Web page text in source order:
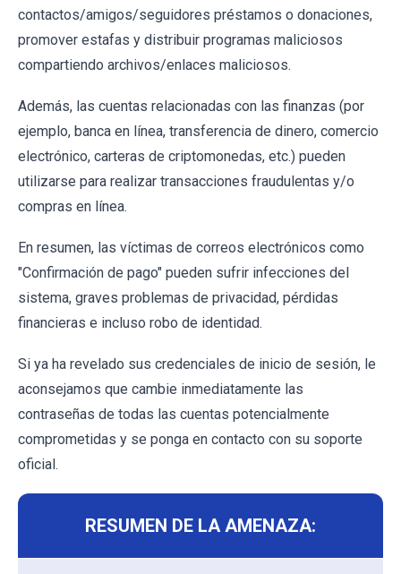
contactos/amigos/seguidores préstamos o donaciones,
promover estafas y distribuir programas maliciosos
compartiendo archivos/enlaces maliciosos.
Además, las cuentas relacionadas con las finanzas (por
ejemplo, banca en línea, transferencia de dinero, comercio
electrónico, carteras de criptomonedas, etc.) pueden
utilizarse para realizar transacciones fraudulentas y/o
compras en línea.
En resumen, las víctimas de correos electrónicos como
"Confirmación de pago" pueden sufrir infecciones del
sistema, graves problemas de privacidad, pérdidas
financieras e incluso robo de identidad.
Si ya ha revelado sus credenciales de inicio de sesión, le
aconsejamos que cambie inmediatamente las
contraseñas de todas las cuentas potencialmente
comprometidas y se ponga en contacto con su soporte
oficial.
RESUMEN DE LA AMENAZA: